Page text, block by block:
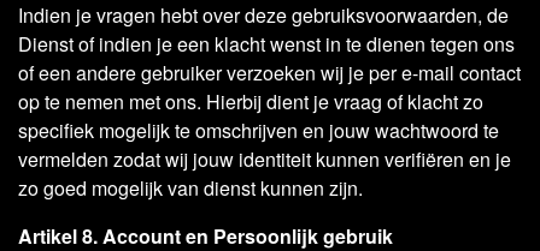
Indien je vragen hebt over deze gebruiksvoorwaarden, de
Dienst of indien je een klacht wenst in te dienen tegen ons
of een andere gebruiker verzoeken wij je per e-mail contact
op te nemen met ons. Hierbij dient je vraag of klacht zo
specifiek mogelijk te omschrijven en jouw wachtwoord te
vermelden zodat wij jouw identiteit kunnen verifiëren en je
zo goed mogelijk van dienst kunnen zijn.
Artikel 8. Account en Persoonlijk gebruik